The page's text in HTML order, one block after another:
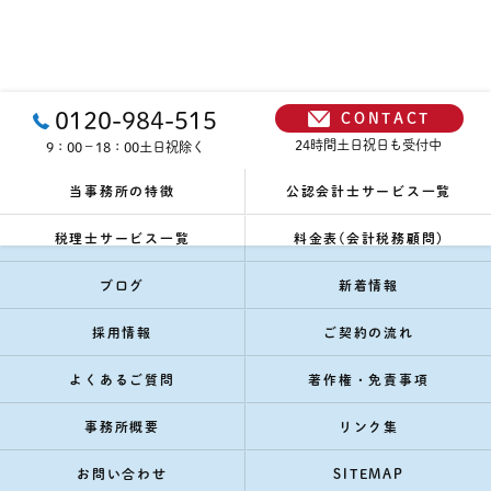
0120-984-515
9：00－18：00土日祝除く
CONTACT
24時間土日祝日も受付中
当事務所の特徴 公認会計士サービス一覧
税理士サービス一覧 料金表(会計税務顧問)
ブログ 新着情報
採用情報 ご契約の流れ
よくあるご質問 著作権・免責事項
事務所概要 リンク集
お問い合わせ SITEMAP